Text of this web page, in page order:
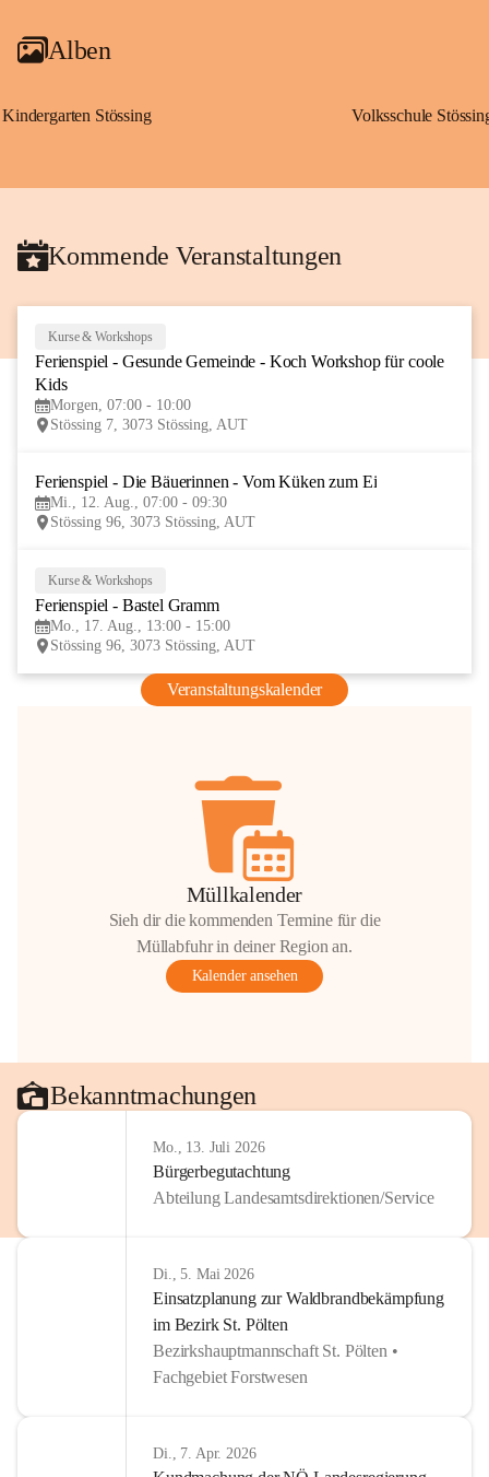
Alben
Kindergarten Stössing Volksschule
Kommende Veranstaltungen
AUG
Kurse & Workshops
Ferienspiel - Gesunde Gemeinde - Koch Workshop für coole
Kids
Morgen, 07:00 - 10:00
Stössing 7, 3073 Stössing, AUT
Ferienspiel - Die Bäuerinnen - Vom Küken zum Ei
Mi., 12. Aug., 07:00 - 09:30
Stössing 96, 3073 Stössing, AUT
Kurse & Workshops
Ferienspiel - Bastel Gramm
Mo., 17. Aug., 13:00 - 15:00
Stössing 96, 3073 Stössing, AUT
Veranstaltungskalender
Müllkalender
Sieh dir die kommenden Termine für die
Müllabfuhr in deiner Region an.
Kalender ansehen
Bekanntmachungen
Mo., 13. Juli 2026
Bürgerbegutachtung
Abteilung Landesamtsdirektionen/Service
Di., 5. Mai 2026
Einsatzplanung zur Waldbrandbekämpfung
im Bezirk St. Pölten
Bezirkshauptmannschaft St. Pölten •
Fachgebiet Forstwesen
Di., 7. Apr. 2026